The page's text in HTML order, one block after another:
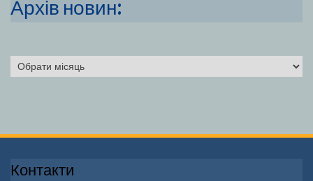
Архів новин:
Архіви
Контакти